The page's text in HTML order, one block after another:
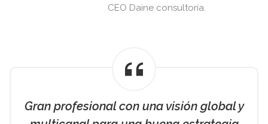
CEO Daine consultoría.
Gran profesional con una visión global y